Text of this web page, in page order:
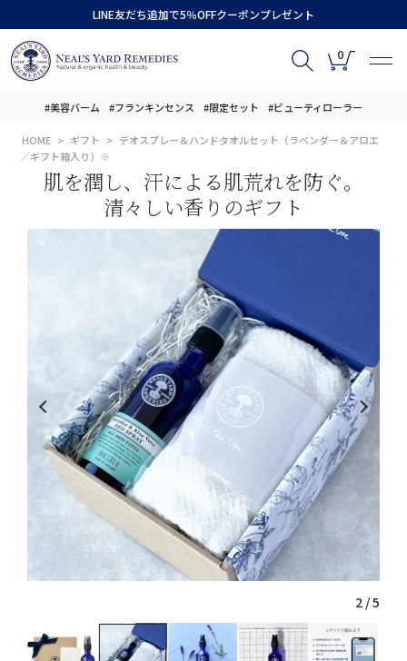
LINE友だち追加で5％OFFクーポンプレゼント
0
#美容バーム #フランキンセンス #限定セット #ビューティローラー
HOME ギフト
デオスプレー＆ハンドタオルセット（ラベンダー＆アロエ
／ギフト箱入り）※
肌を潤し、汗による肌荒れを防ぐ。
清々しい香りのギフト
2/5